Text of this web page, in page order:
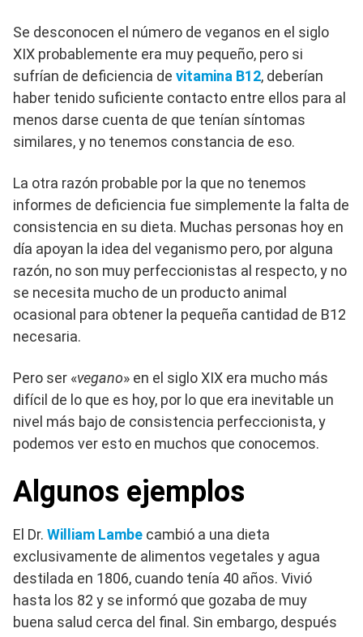
Se desconocen el número de veganos en el siglo
XIX probablemente era muy pequeño, pero si
sufrían de deficiencia de vitamina B12, deberían
haber tenido suficiente contacto entre ellos para al
menos darse cuenta de que tenían síntomas
similares, y no tenemos constancia de eso.
La otra razón probable por la que no tenemos
informes de deficiencia fue simplemente la falta de
consistencia en su dieta. Muchas personas hoy en
día apoyan la idea del veganismo pero, por alguna
razón, no son muy perfeccionistas al respecto, y no
se necesita mucho de un producto animal
ocasional para obtener la pequeña cantidad de B12
necesaria.
Pero ser «vegano» en el siglo XIX era mucho más
difícil de lo que es hoy, por lo que era inevitable un
nivel más bajo de consistencia perfeccionista, y
podemos ver esto en muchos que conocemos.
Algunos ejemplos
El Dr. William Lambe cambió a una dieta
exclusivamente de alimentos vegetales y agua
destilada en 1806, cuando tenía 40 años. Vivió
hasta los 82 y se informó que gozaba de muy
buena salud cerca del final. Sin embargo, después